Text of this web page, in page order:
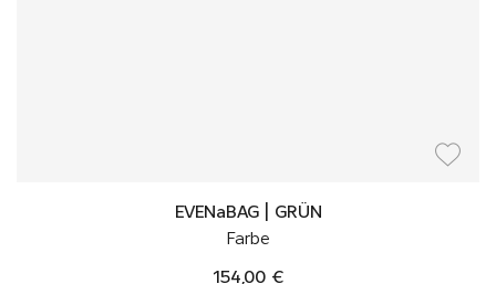
EVENaBAG | GRÜN
Farbe
154,00 €